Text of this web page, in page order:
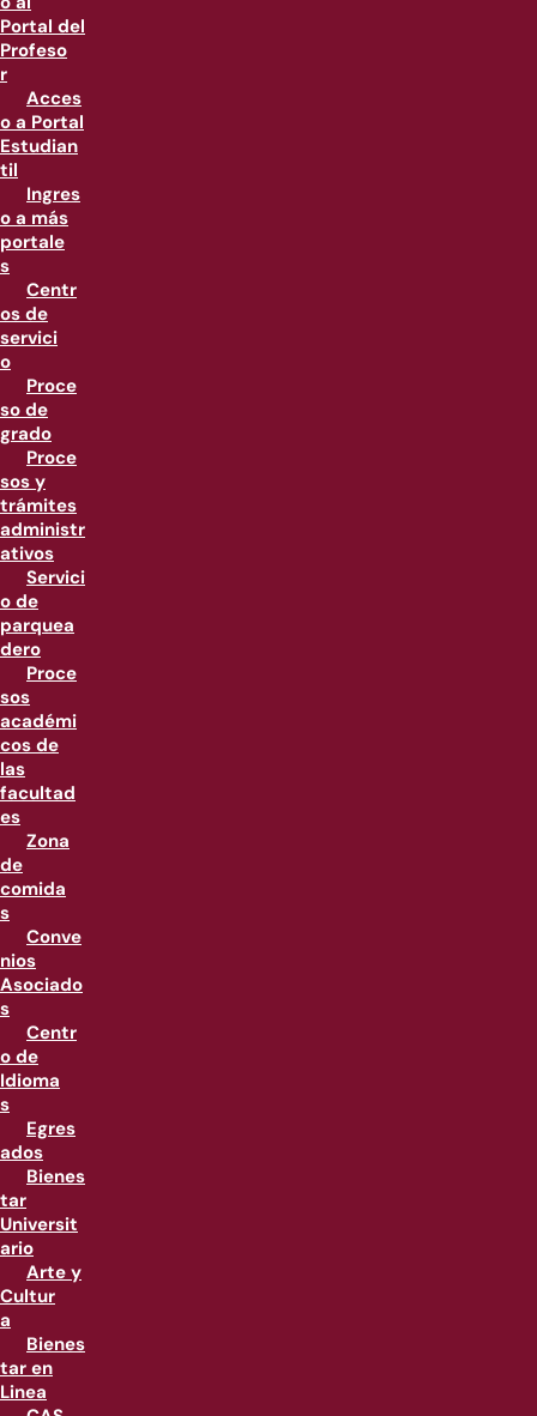
Portal del
Profeso
r
Acces
o a Portal
Estudian
til
Ingres
o a más
portale
s
Centr
os de
servici
o
Proce
so de
grado
Proce
sos y
trámites
administr
ativos
Servici
o de
parquea
dero
Proce
sos
académi
cos de
las
facultad
es
Zona
de
comida
s
Conve
nios
Asociado
s
Centr
o de
Idioma
s
Egres
ados
Bienes
tar
Universit
ario
Arte y
Cultur
a
Bienes
tar en
Linea